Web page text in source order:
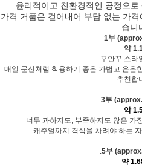
윤리적이고 친환경적인 공정으
가격 거품은 걷어내어 부담 없는 가
습니
1부
약
꾸안꾸 스타
매일 문신처럼 착용하기 좋은 가볍고 은은
추천합
3부
약
너무 과하지도, 부족하지도 않은 가
캐주얼까지 격식을 차려야 하는
.5부
약